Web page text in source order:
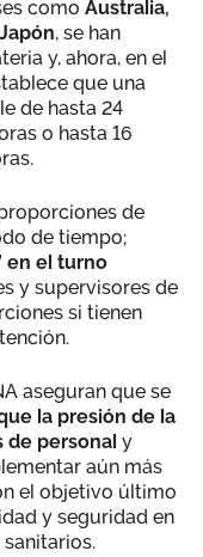
como Australia,
, se han
y, ahora, en el
que una
de hasta 24
o hasta 16
de
de tiempo;
en el turno
y supervisores de
si tienen
aseguran que se
la presión de la
de personal y
aún más
el objetivo último
y seguridad en